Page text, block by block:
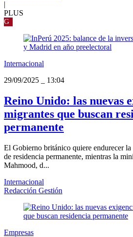
|
PLUS
G
Internacional
29/09/2025
13:04
Reino Unido: las nuevas
migrantes que buscan
permanente
El Gobierno británico quiere endurecer
de residencia permanente, mientras la
Mahmood, d...
Internacional
Redacción Gestión
Empresas